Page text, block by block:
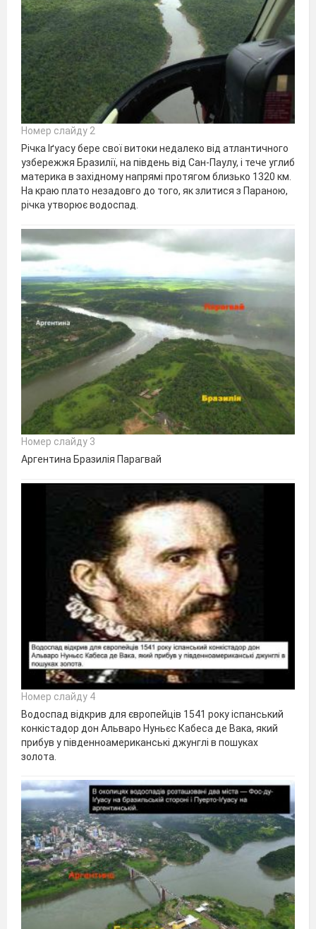
Номер слайду 2
Річка Іґуасу бере свої витоки недалеко від атлантичного
узбережжя Бразилії, на південь від Сан-Паулу, і тече углиб
материка в західному напрямі протягом близько 1320 км.
На краю плато незадовго до того, як злитися з Параною,
річка утворює водоспад.
Номер слайду 3
Аргентина Бразилія Парагвай
Номер слайду 4
Водоспад відкрив для європейців 1541 року іспанський
конкістадор дон Альваро Нуньєс Кабеса де Вака, який
прибув у південноамериканські джунглі в пошуках
золота.